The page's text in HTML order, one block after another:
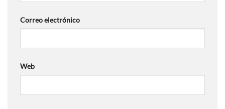
Correo electrónico
Web